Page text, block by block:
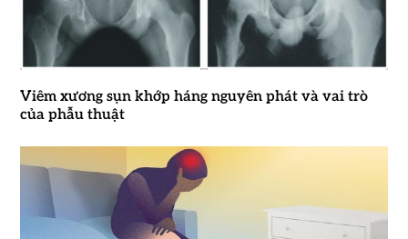
Viêm xương sụn khớp háng nguyên phát và vai trò
của phẫu thuật